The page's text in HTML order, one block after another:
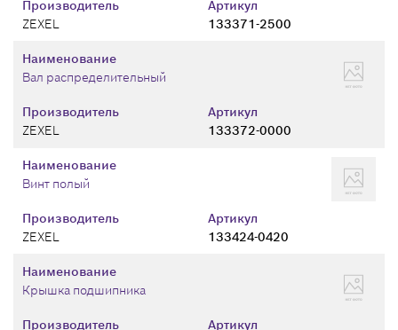
Производитель
ZEXEL
Артикул
133371-2500
Производитель
ZEXEL
Артикул
133372-0000
Наименование
Вал распределительный
Производитель
ZEXEL
Артикул
133424-0420
Наименование
Винт полый
Производитель
Артикул
Наименование
Крышка подшипника